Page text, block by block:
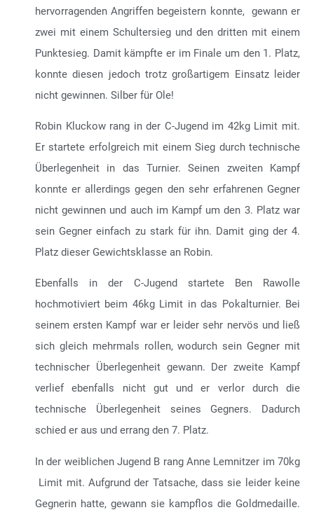
hervorragenden Angriffen begeistern konnte, gewann er
zwei mit einem Schultersieg und den dritten mit einem
Punktesieg. Damit kämpfte er im Finale um den 1. Platz,
konnte diesen jedoch trotz großartigem Einsatz leider
nicht gewinnen. Silber für Ole!
Robin Kluckow rang in der C-Jugend im 42kg Limit mit.
Er startete erfolgreich mit einem Sieg durch technische
Überlegenheit in das Turnier. Seinen zweiten Kampf
konnte er allerdings gegen den sehr erfahrenen Gegner
nicht gewinnen und auch im Kampf um den 3. Platz war
sein Gegner einfach zu stark für ihn. Damit ging der 4.
Platz dieser Gewichtsklasse an Robin.
Ebenfalls in der C-Jugend startete Ben Rawolle
hochmotiviert beim 46kg Limit in das Pokalturnier. Bei
seinem ersten Kampf war er leider sehr nervös und ließ
sich gleich mehrmals rollen, wodurch sein Gegner mit
technischer Überlegenheit gewann. Der zweite Kampf
verlief ebenfalls nicht gut und er verlor durch die
technische Überlegenheit seines Gegners. Dadurch
schied er aus und errang den 7. Platz.
In der weiblichen Jugend B rang Anne Lemnitzer im 70kg
Limit mit. Aufgrund der Tatsache, dass sie leider keine
Gegnerin hatte, gewann sie kampflos die Goldmedaille.